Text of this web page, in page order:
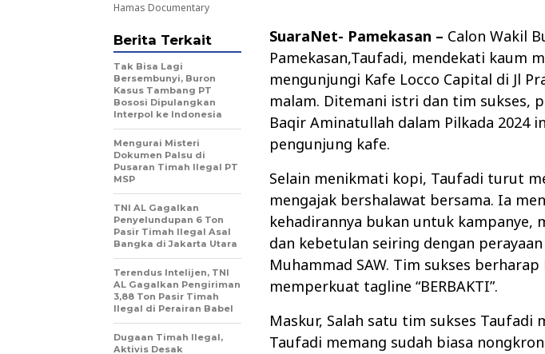
Hamas Documentary
SuaraNet- Pamekasan – Calon Wakil
Pamekasan,Taufadi, mendekati kaum
mengunjungi Kafe Locco Capital di Jl
malam. Ditemani istri dan tim sukses,
Baqir Aminatullah dalam Pilkada 2024
pengunjung kafe.
Selain menikmati kopi, Taufadi turut
mengajak bershalawat bersama. Ia
kehadirannya bukan untuk kampanye,
dan kebetulan seiring dengan
Muhammad SAW. Tim sukses
memperkuat tagline “BERBAKTI”.
Maskur, Salah satu tim sukses Taufadi
Taufadi memang sudah biasa
Berita Terkait
Tak Bisa Lagi
Bersembunyi, Buron
Kasus Tambang PT
Bososi Dipulangkan
Interpol ke Indonesia
Mengurai Misteri
Dokumen Palsu di
Pusaran Timah Ilegal PT
MSP
TNI AL Gagalkan
Penyelundupan 6 Ton
Pasir Timah Ilegal Asal
Bangka di Jakarta Utara
Terendus Intelijen, TNI
AL Gagalkan Pengiriman
3,88 Ton Pasir Timah
Ilegal di Perairan Babel
Dugaan Timah Ilegal,
Aktivis Desak